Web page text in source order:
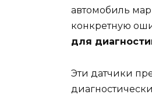
автомобиль
конкретную
для
Эти датчики